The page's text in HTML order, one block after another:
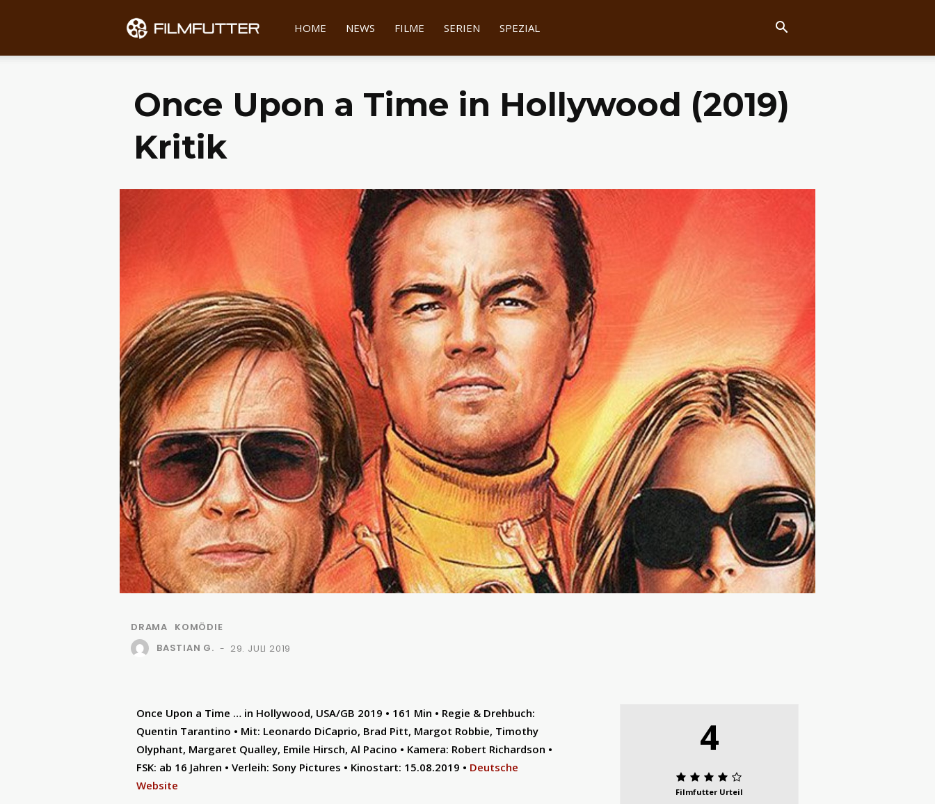
Filmfutter
HOME NEWS FILME SERIEN SPEZIAL
Once Upon a Time in Hollywood (2019)
Kritik
DRAMA
KOMÖDIE
BASTIAN G. - 29. JULI 2019
Once Upon a Time … in Hollywood, USA/GB 2019 • 161 Min • Regie & Drehbuch:
Quentin Tarantino • Mit: Leonardo DiCaprio, Brad Pitt, Margot Robbie, Timothy
Olyphant, Margaret Qualley, Emile Hirsch, Al Pacino • Kamera: Robert Richardson •
FSK: ab 16 Jahren • Verleih: Sony Pictures • Kinostart: 15.08.2019 • Deutsche
Website
4
Filmfutter Urteil